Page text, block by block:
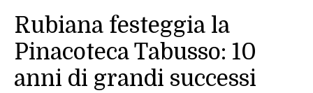
Rubiana festeggia la
Pinacoteca Tabusso: 10
anni di grandi successi